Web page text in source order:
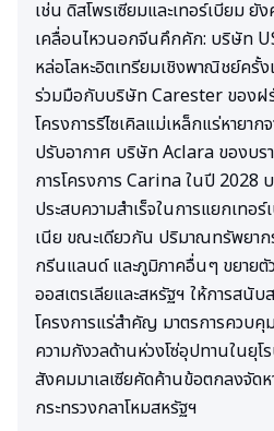
เช่น ดิสโพรเซียมและเทอร์เบียม ยั
เคลื่อนไหวนอกจีนคึกคัก: บริษัท
หล่อโลหะอิตเทรียมเชิงพาณิชย์ครั้ง
ร่วมมือกับบริษัท Carester ของฝ
โครงการรีไซเคิลแม่เหล็กแร่หายา
ปรับอากาศ บริษัท Aclara ของบร
การโครงการ Carina ในปี 2028
ประสบความสำเร็จในการแยกเทอ
เนีย ขณะเดียวกัน ปริมาณทรัพยา
กรีนแลนด์ และภูมิภาคอื่นๆ ขยาย
ออสเตรเลียและสหรัฐฯ ให้การสนั
โครงการแร่สำคัญ มาตรการควบ
ความกังวลด้านห่วงโซ่อุปทานในยุโ
สังคมมาเลเซียคัดค้านข้อตกลงจัด
กระทรวงกลาโหมสหรัฐฯ